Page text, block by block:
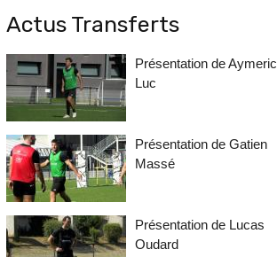
Actus Transferts
Présentation de Aymeric
Luc
Présentation de Gatien
Massé
Présentation de Lucas
Oudard